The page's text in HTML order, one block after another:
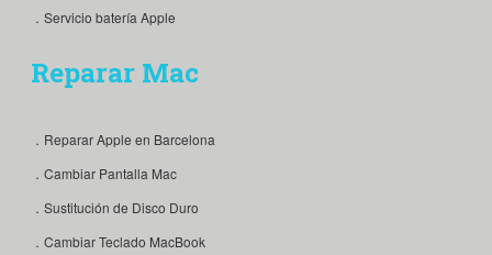
．Servicio batería Apple
Reparar Mac
．Reparar Apple en Barcelona
．Cambiar Pantalla Mac
．Sustitución de Disco Duro
．Cambiar Teclado MacBook